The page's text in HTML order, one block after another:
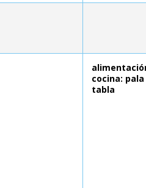
cocina: pala
tabla